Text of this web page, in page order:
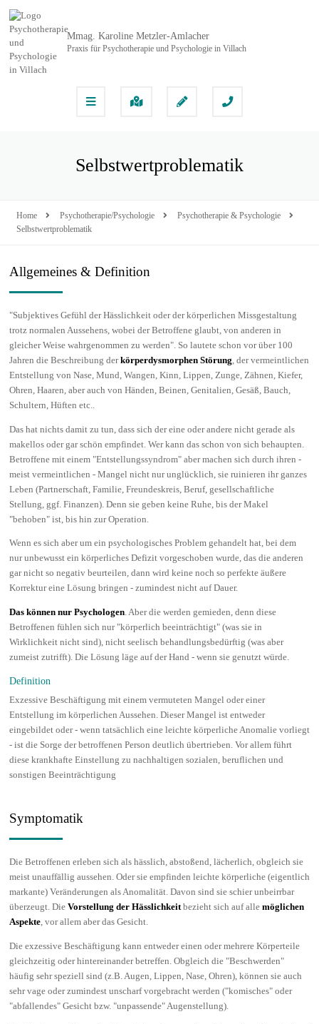
Mmag. Karoline Metzler-Amlacher
Praxis für Psychotherapie und Psychologie in Villach
Selbstwertproblematik
Home Psychotherapie/Psychologie
Psychotherapie & Psychologie
Selbstwertproblematik
Allgemeines & Definition
"Subjektives Gefühl der Hässlichkeit oder der körperlichen Missgestaltung
trotz normalen Aussehens, wobei der Betroffene glaubt, von anderen in
gleicher Weise wahrgenommen zu werden". So lautete schon vor über 100
Jahren die Beschreibung derkörperdysmorphen Störung, der vermeintlichen
Entstellung von Nase, Mund, Wangen, Kinn, Lippen, Zunge, Zähnen, Kiefer,
Ohren, Haaren, aber auch von Händen, Beinen, Genitalien, Gesäß, Bauch,
Schultern, Hüften etc..
Das hat nichts damit zu tun, dass sich der eine oder andere nicht gerade als
makellos oder gar schön empfindet. Wer kann das schon von sich behaupten.
Betroffene mit einem "Entstellungssyndrom" aber machen sich durch ihren -
meist vermeintlichen - Mangel nicht nur unglücklich, sie ruinieren ihr ganzes
Leben (Partnerschaft, Familie, Freundeskreis, Beruf, gesellschaftliche
Stellung, ggf. Finanzen). Denn sie geben keine Ruhe, bis der Makel
"behoben" ist, bis hin zur Operation.
Wenn es sich aber um ein psychologisches Problem gehandelt hat, bei dem
nur unbewusst ein körperliches Defizit vorgeschoben wurde, das die anderen
gar nicht so negativ beurteilen, dann wird keine noch so perfekte äußere
Korrektur eine Lösung bringen - zumindest nicht auf Dauer.
Das können nur Psychologen. Aber die werden gemieden, denn diese
Betroffenen fühlen sich nur "körperlich beeinträchtigt" (was sie in
Wirklichkeit nicht sind), nicht seelisch behandlungsbedürftig (was aber
zumeist zutrifft). Die Lösung läge auf der Hand - wenn sie genutzt würde.
Definition
Exzessive Beschäftigung mit einem vermuteten Mangel oder einer
Entstellung im körperlichen Aussehen. Dieser Mangel ist entweder
eingebildet oder - wenn tatsächlich eine leichte körperliche Anomalie vorliegt
- ist die Sorge der betroffenen Person deutlich übertrieben. Vor allem führt
diese krankhafte Einstellung zu nachhaltigen sozialen, beruflichen und
sonstigen Beeinträchtigung
Symptomatik
Die Betroffenen erleben sich als hässlich, abstoßend, lächerlich, obgleich sie
meist unauffällig aussehen. Oder sie empfinden leichte körperliche (eigentlich
markante) Veränderungen als Anomalität. Davon sind sie schier unbeirrbar
überzeugt. Die Vorstellung der Hässlichkeitbezieht sich auf alle möglichen
Aspekte, vor allem aber das Gesicht.
Die exzessive Beschäftigung kann entweder einen oder mehrere Körperteile
gleichzeitig oder hintereinander betreffen. Obgleich die "Beschwerden"
häufig sehr speziell sind (z.B. Augen, Lippen, Nase, Ohren), können sie auch
sehr vage oder zumindest unscharf vorgebracht werden ("komisches" oder
"abfallendes" Gesicht bzw. "unpassende" Augenstellung).